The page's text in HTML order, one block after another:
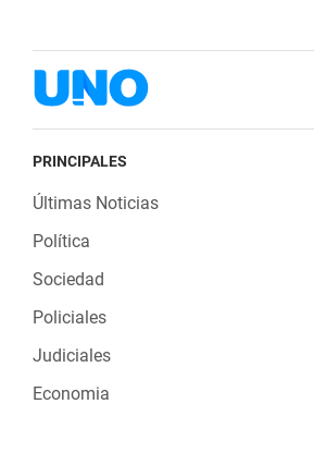
PRINCIPALES
Últimas Noticias
Política
Sociedad
Policiales
Judiciales
Economia